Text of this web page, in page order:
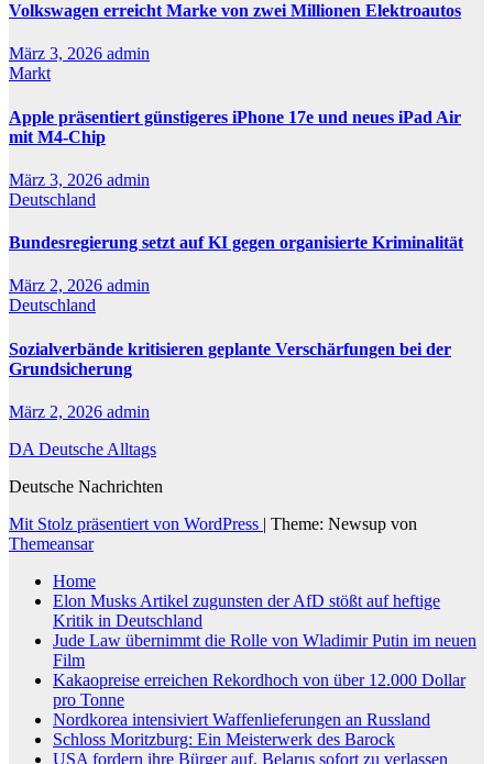
Volkswagen erreicht Marke von zwei Millionen Elektroautos
März 3, 2026 admin
Markt
Apple präsentiert günstigeres iPhone 17e und neues iPad Air
mit M4-Chip
März 3, 2026 admin
Deutschland
Bundesregierung setzt auf KI gegen organisierte Kriminalität
März 2, 2026 admin
Deutschland
Sozialverbände kritisieren geplante Verschärfungen bei der
Grundsicherung
März 2, 2026 admin
DA Deutsche Alltags
Deutsche Nachrichten
Mit Stolz präsentiert von WordPress | Theme: Newsup von
Themeansar
Home
Elon Musks Artikel zugunsten der AfD stößt auf heftige
Kritik in Deutschland
Jude Law übernimmt die Rolle von Wladimir Putin im neuen
Film
Kakaopreise erreichen Rekordhoch von über 12.000 Dollar
pro Tonne
Nordkorea intensiviert Waffenlieferungen an Russland
Schloss Moritzburg: Ein Meisterwerk des Barock
USA fordern ihre Bürger auf, Belarus sofort zu verlassen